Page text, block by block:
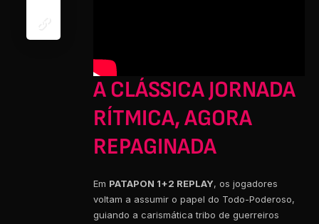
A CLÁSSICA JORNADA
RÍTMICA, AGORA
REPAGINADA
Em PATAPON 1+2 REPLAY, os jogadores
voltam a assumir o papel do Todo-Poderoso,
guiando a carismática tribo de guerreiros